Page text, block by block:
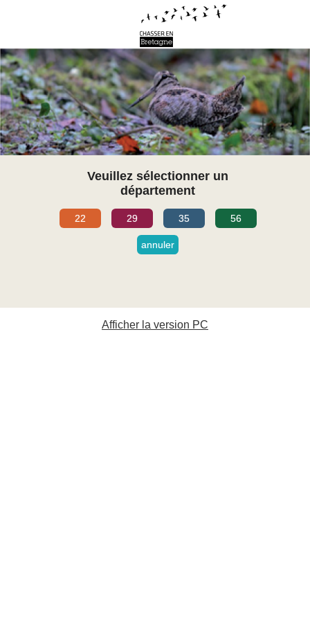
Veuillez sélectionner un
département
22 29 35 56
annuler
Afficher la version PC